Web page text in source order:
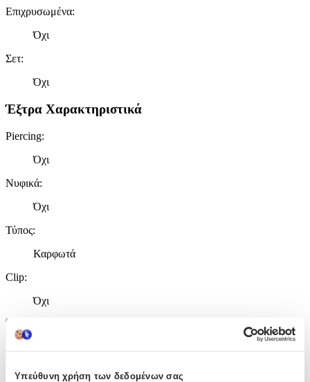
Υπεύθυνη χρήση των δεδομένων σας
Επιχρυσωμένα:
Όχι
Σετ:
Όχι
Έξτρα Χαρακτηριστικά
Piercing:
Όχι
Νυφικά:
Όχι
Τύπος:
Καρφωτά
Clip:
Όχι
Χαρακτηριστικά